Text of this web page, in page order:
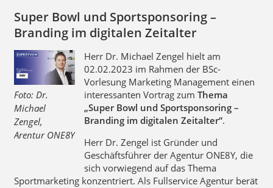
Super Bowl und Sportsponsoring –
Branding im digitalen Zeitalter
Foto: Dr.
Michael
Zengel,
Arentur ONE8Y
Herr Dr. Michael Zengel hielt am
02.02.2023 im Rahmen der BSc-
Vorlesung Marketing Management einen
interessanten Vortrag zumThema
„Super Bowl und Sportsponsoring –
Branding im digitalen Zeitalter“.
Herr Dr. Zengel ist Gründer und
Geschäftsführer der Agentur ONE8Y, die
sich vorwiegend auf das Thema
Sportmarketing konzentriert. Als Fullservice Agentur berät